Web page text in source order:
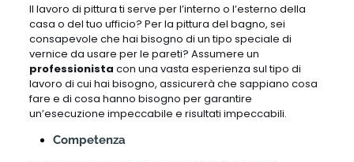
Il lavoro di pittura ti serve per l’interno o l’esterno della
casa o del tuo ufficio? Per la pittura del bagno, sei
consapevole che hai bisogno di un tipo speciale di
vernice da usare per le pareti? Assumere un
professionista con una vasta esperienza sul tipo di
lavoro di cui hai bisogno, assicurerà che sappiano cosa
fare e di cosa hanno bisogno per garantire
un’esecuzione impeccabile e risultati impeccabili.
Competenza